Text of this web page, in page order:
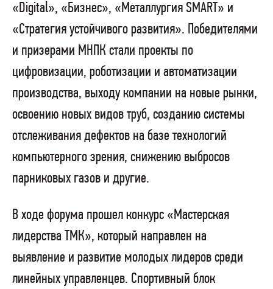
«Digital», «Бизнес», «Металлургия SMART» и
«Стратегия устойчивого развития». Победителями
и призерами МНПК стали проекты по
цифровизации, роботизации и автоматизации
производства, выходу компании на новые рынки,
освоению новых видов труб, созданию системы
отслеживания дефектов на базе технологий
компьютерного зрения, снижению выбросов
парниковых газов и другие.
В ходе форума прошел конкурс «Мастерская
лидерства ТМК», который направлен на
выявление и развитие молодых лидеров среди
линейных управленцев. Спортивный блок